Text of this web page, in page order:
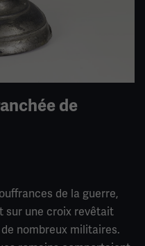
de
de la guerre,
sur une croix revêtait
nombreux militaires.